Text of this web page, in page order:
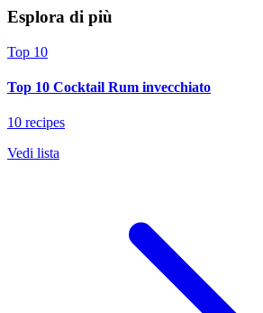
Esplora di più
Top 10
Top 10 Cocktail Rum invecchiato
10 recipes
Vedi lista